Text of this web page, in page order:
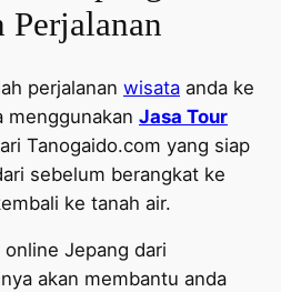
Perjalanan
perjalanan wisata anda ke
menggunakan Jasa Tour
Tanogaido.com yang siap
sebelum berangkat ke
ke tanah air.
Jepang dari
akan membantu anda